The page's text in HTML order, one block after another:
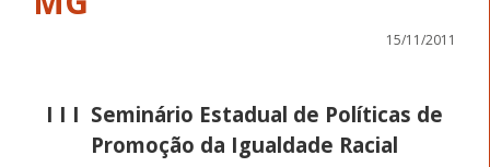
15/11/2011
I I I Seminário Estadual de Políticas de
Promoção da Igualdade Racial